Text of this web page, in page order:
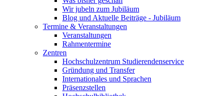
Wir jubeln zum Jubiläum
Blog und Aktuelle Beiträge - Jubiläum
Termine & Veranstaltungen
Veranstaltungen
Rahmentermine
Zentren
Hochschulzentrum Studierendenservice
Gründung und Transfer
Internationales und Sprachen
Präsenzstellen